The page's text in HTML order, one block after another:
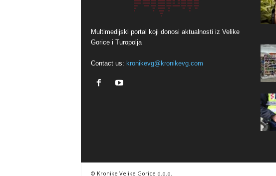
Multimedijski portal koji donosi aktualnosti iz Velike
Gorice i Turopolja
Contact us: kronikevg@kronikevg.com
© Kronike Velike Gorice d.o.o.